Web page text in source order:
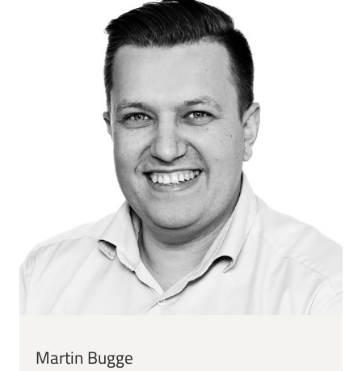
Martin Bugge